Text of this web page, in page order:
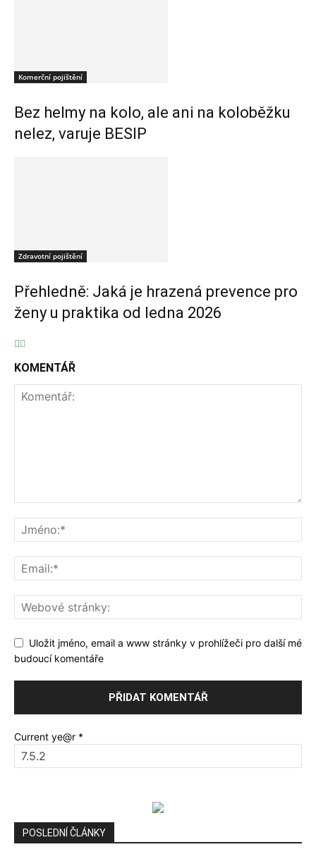
Komerční pojištění
Bez helmy na kolo, ale ani na koloběžku
nelez, varuje BESIP
Zdravotní pojištění
Přehledně: Jaká je hrazená prevence pro
ženy u praktika od ledna 2026
KOMENTÁŘ
Uložit jméno, email a www stránky v prohlížeči pro další mé
budoucí komentáře
Current ye@r *
POSLEDNÍ ČLÁNKY